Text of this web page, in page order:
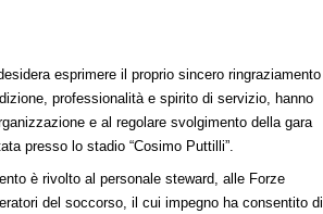
esprimere il proprio sincero ringraziamento
professionalità e spirito di servizio, hanno
e al regolare svolgimento della gara
presso lo stadio “Cosimo Puttilli”.
è rivolto al personale steward, alle Forze
del soccorso, il cui impegno ha consentito di